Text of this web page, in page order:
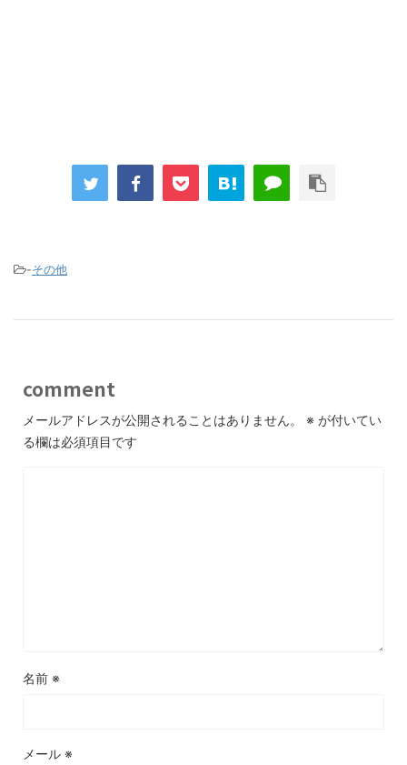
-その他
comment
メールアドレスが公開されることはありません。 ※ が付いてい
る欄は必須項目です
名前 ※
メール ※